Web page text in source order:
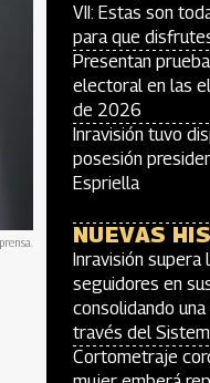
VII: Estas son
para que
Presentan
electoral en las
de 2026
Inravisión tuvo
posesión
Espriella
NUEVAS
Inravisión
seguidores en
consolidando
través del
Cortometraje